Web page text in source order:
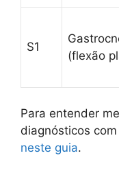
S1
(flexão
Para entender
diagnósticos
neste guia.